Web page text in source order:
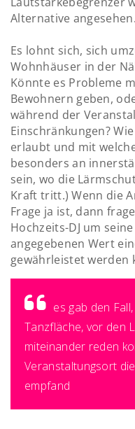
Alternative angesehen.
Es lohnt sich, sich
Wohnhäuser in der
Könnte es Probleme
Bewohnern geben,
während der
Einschränkungen?
erlaubt und mit
besonders an
sein, wo die
Kraft tritt.) Wenn die
Frage ja ist, dann
Hochzeits-DJ um
angegebenen Wert
gewährleistet werden
es gab den
Tanzfläche, vor den
miteinander reden
Veranstaltungsort
empfand